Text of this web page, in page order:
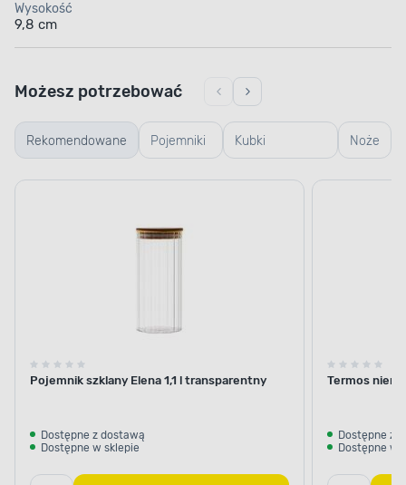
Wysokość
9,8 cm
Rekomendowane Pojemniki
szklane
Kubki
termiczne i
Noże
Możesz potrzebować
Pojemnik szklany Elena 1,1 l transparentny
Dostępne z dostawą
Dostępne w sklepie
Termos
Dostępne z
Dostępne w